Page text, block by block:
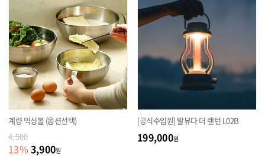
계량 믹싱볼 (옵션선택)
4,500
13% 3,900원
[공식수입원] 발뮤다 더 랜턴 L02B
199,000원